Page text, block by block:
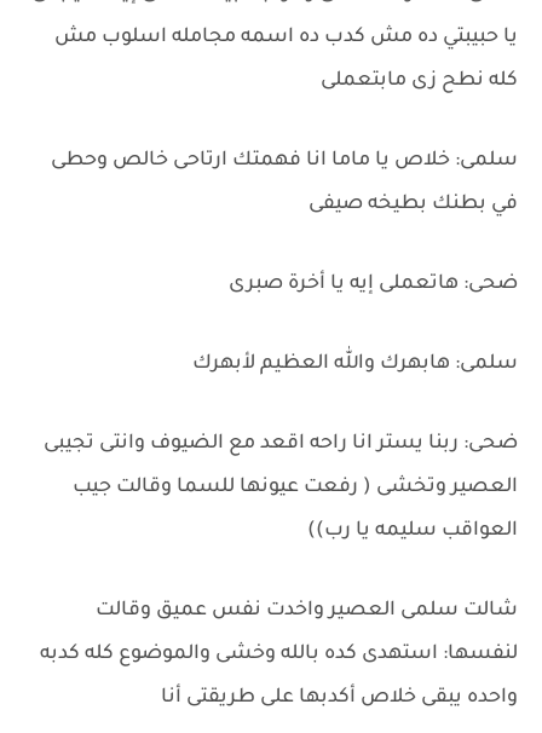
يا حبيبتي ده مش كدب ده اسمه مجامله اسلوب مش
كله نطح زى مابتعملى
سلمى: خلاص يا ماما انا فهمتك ارتاحى خالص وحطى
في بطنك بطيخه صيفى
ضحى: هاتعملى إيه يا أخرة صبرى
سلمى: هابهرك والله العظيم لأبهرك
ضحى: ربنا يستر انا راحه اقعد مع الضيوف وانتى تجيبى
العصير وتخشى ( رفعت عيونها للسما وقالت جيب
العواقب سليمه يا رب))
شالت سلمى العصير واخدت نفس عميق وقالت
لنفسها: استهدى كده بالله وخشى والموضوع كله كدبه
واحده يبقى خلاص أكدبها على طريقتى أنا